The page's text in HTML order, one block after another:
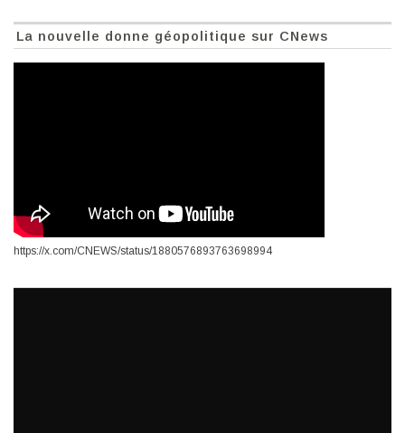
La nouvelle donne géopolitique sur CNews
https://x.com/CNEWS/status/1880576893763698994